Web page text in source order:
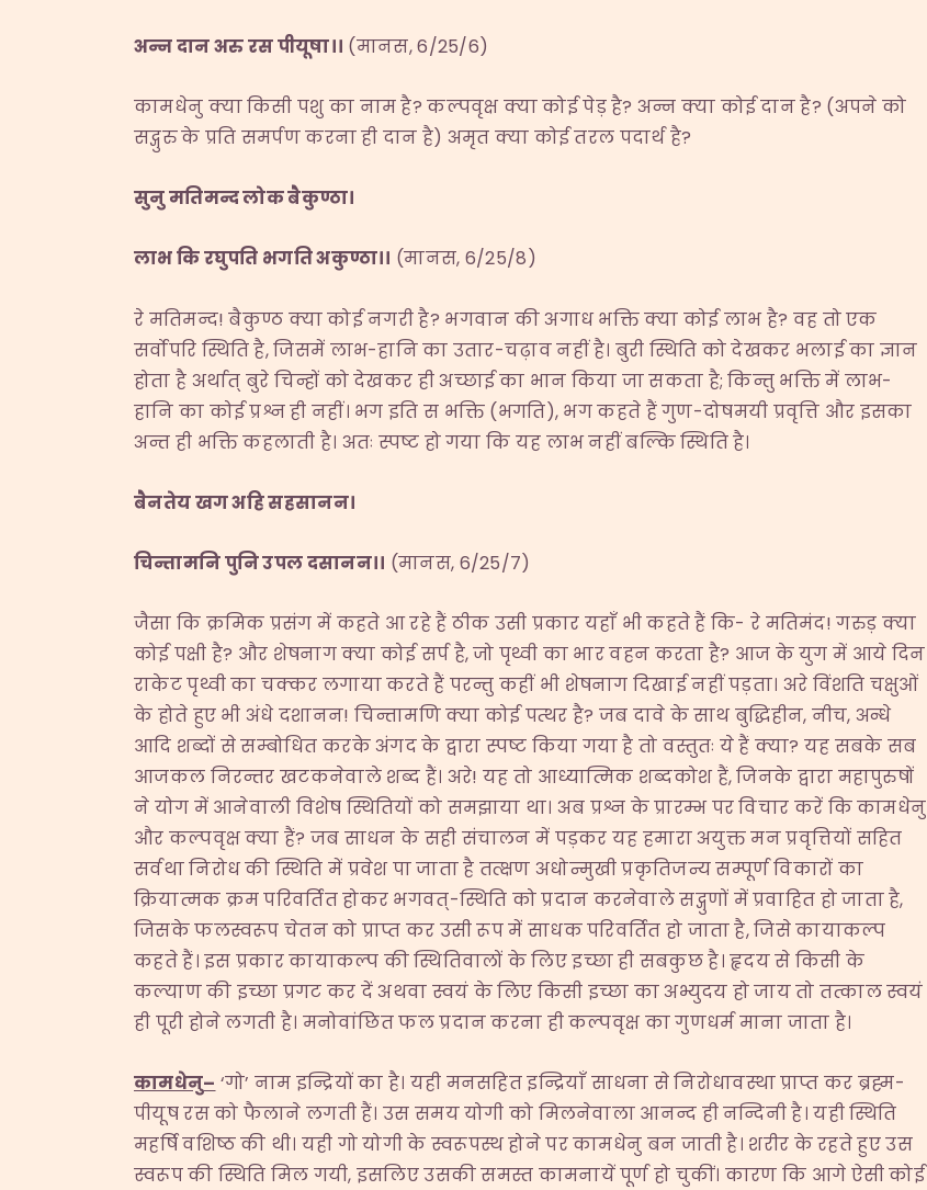
अन्न दान अरु रस पीयूषा।। (मानस, 6/25/6)
कामधेनु क्या किसी पशु का नाम है? कल्पवृक्ष क्या कोई पेड़ है? अन्न क्या कोई दान है? (अपने को
सद्गुरु के प्रति समर्पण करना ही दान है) अमृत क्या कोई तरल पदार्थ है?
सुनु मतिमन्द लोक बैकुण्ठा।
लाभ कि रघुपति भगति अकुण्ठा।। (मानस, 6/25/8)
रे मतिमन्द! बैकुण्ठ क्या कोई नगरी है? भगवान की अगाध भक्ति क्या कोई लाभ है? वह तो एक
सर्वोपरि स्थिति है, जिसमें लाभ-हानि का उतार-चढ़ाव नहीं है। बुरी स्थिति को देखकर भलाई का ज्ञान
होता है अर्थात् बुरे चिन्हों को देखकर ही अच्छाई का भान किया जा सकता है; किन्तु भक्ति में लाभ-
हानि का कोई प्रश्न ही नहीं। भग इति स भक्ति (भगति), भग कहते हैं गुण-दोषमयी प्रवृत्ति और इसका
अन्त ही भक्ति कहलाती है। अतः स्पष्ट हो गया कि यह लाभ नहीं बल्कि स्थिति है।
बैनतेय खग अहि सहसानन।
चिन्तामनि पुनि उपल दसानन।। (मानस, 6/25/7)
जैसा कि क्रमिक प्रसंग में कहते आ रहे हैं ठीक उसी प्रकार यहाँ भी कहते हैं कि- रे मतिमंद! गरुड़ क्या
कोई पक्षी है? और शेषनाग क्या कोई सर्प है, जो पृथ्वी का भार वहन करता है? आज के युग में आये दिन
राकेट पृथ्वी का चक्कर लगाया करते हैं परन्तु कहीं भी शेषनाग दिखाई नहीं पड़ता। अरे विंशति चक्षुओं
के होते हुए भी अंधे दशानन! चिन्तामणि क्या कोई पत्थर है? जब दावे के साथ बुद्धिहीन, नीच, अन्धे
आदि शब्दों से सम्बोधित करके अंगद के द्वारा स्पष्ट किया गया है तो वस्तुतः ये हैं क्या? यह सबके सब
आजकल निरन्तर खटकनेवाले शब्द हैं। अरे! यह तो आध्यात्मिक शब्दकोश हैं, जिनके द्वारा महापुरुषों
ने योग में आनेवाली विशेष स्थितियों को समझाया था। अब प्रश्न के प्रारम्भ पर विचार करें कि कामधेनु
और कल्पवृक्ष क्या हैं? जब साधन के सही संचालन में पड़कर यह हमारा अयुक्त मन प्रवृत्तियों सहित
सर्वथा निरोध की स्थिति में प्रवेश पा जाता है तत्क्षण अधोन्मुखी प्रकृतिजन्य सम्पूर्ण विकारों का
क्रियात्मक क्रम परिवर्तित होकर भगवत्-स्थिति को प्रदान करनेवाले सद्गुणों में प्रवाहित हो जाता है,
जिसके फलस्वरूप चेतन को प्राप्त कर उसी रूप में साधक परिवर्तित हो जाता है, जिसे कायाकल्प
कहते हैं। इस प्रकार कायाकल्प की स्थितिवालों के लिए इच्छा ही सबकुछ है। हृदय से किसी के
कल्याण की इच्छा प्रगट कर दें अथवा स्वयं के लिए किसी इच्छा का अभ्युदय हो जाय तो तत्काल स्वयं
ही पूरी होने लगती है। मनोवांछित फल प्रदान करना ही कल्पवृक्ष का गुणधर्म माना जाता है।
कामधेनु– ‘गो’ नाम इन्द्रियों का है। यही मनसहित इन्द्रियाँ साधना से निरोधावस्था प्राप्त कर ब्रह्म-
पीयूष रस को फैलाने लगती हैं। उस समय योगी को मिलनेवाला आनन्द ही नन्दिनी है। यही स्थिति
महर्षि वशिष्ठ की थी। यही गो योगी के स्वरूपस्थ होने पर कामधेनु बन जाती है। शरीर के रहते हुए उस
स्वरूप की स्थिति मिल गयी, इसलिए उसकी समस्त कामनायें पूर्ण हो चुकीं। कारण कि आगे ऐसी कोई